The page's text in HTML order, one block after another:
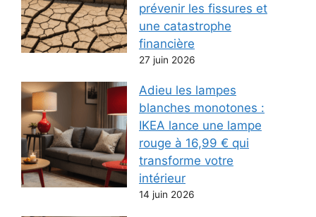
prévenir les fissures et
une catastrophe
financière
27 juin 2026
Adieu les lampes
blanches monotones :
IKEA lance une lampe
rouge à 16,99 € qui
transforme votre
intérieur
14 juin 2026